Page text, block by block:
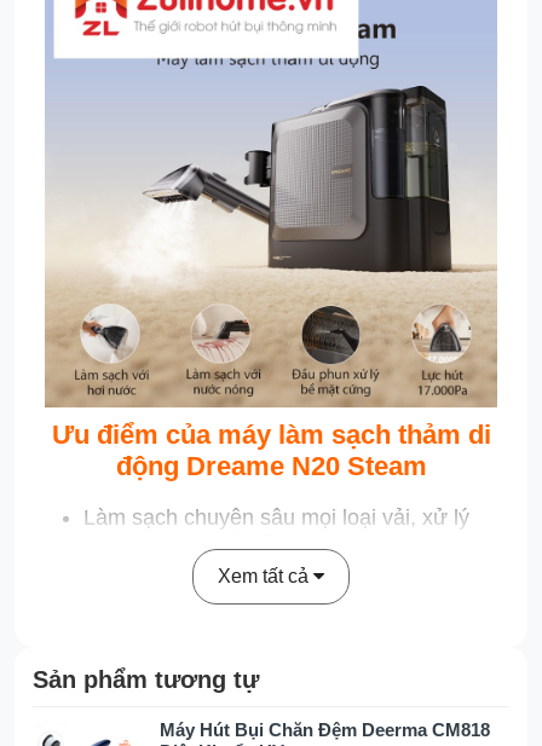
Ưu điểm của máy làm sạch thảm di
động Dreame N20 Steam
Làm sạch chuyên sâu mọi loại vải, xử lý
hiệu quả các vết bẩn
Bộ đầu phụ kiện chuyên biệt cho các bề
mặt khác nhau
Đánh bay vết bẩn lâu ngày với khả năng
Tự động pha nước tẩy rửa chuẩn liều
Xem tất cả
Sản phẩm tương tự
Máy Hút Bụi Chăn Đệm Deerma CM818